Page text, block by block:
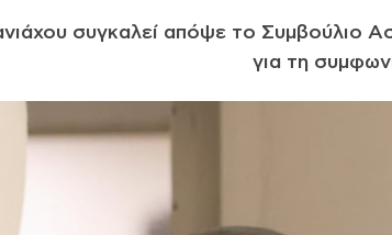
συγκαλεί απόψε το Συμβούλιο
για τη